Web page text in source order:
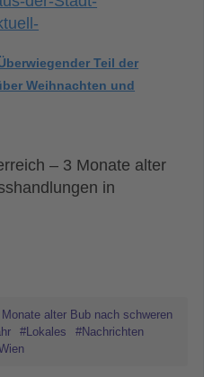
Teil der
Weihnachten und
– 3 Monate alter
in
alter Bub nach schweren
#Lokales
#Nachrichten